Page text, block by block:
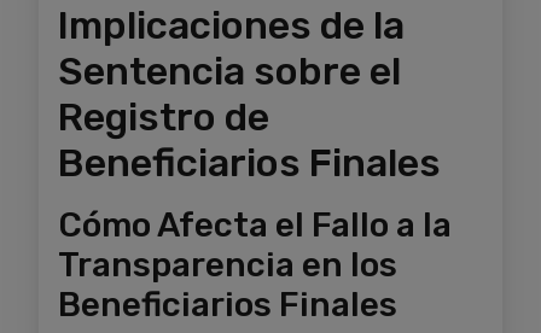
Implicaciones de la
Sentencia sobre el
Registro de
Beneficiarios Finales
Cómo Afecta el Fallo a la
Transparencia en los
Beneficiarios Finales